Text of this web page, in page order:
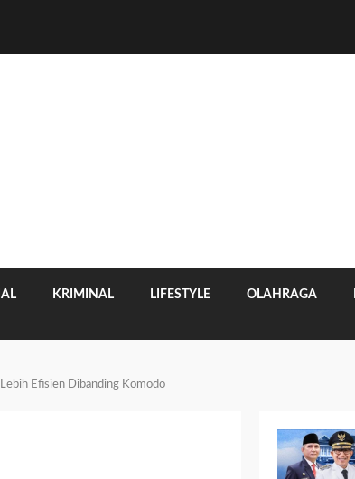
KRIMINAL LIFESTYLE OLAHRAGA
Efisien Dibanding Komodo